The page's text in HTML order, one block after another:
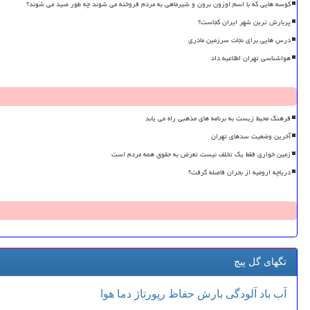
کوسه هایی که با اسم اوزون برون و شیرماهی به مردم فروخته می شوند چه طور صید می شوند؟
پربارش ترین شهر ایران کجاست؟
درس هایی برای نجات سرزمین مادری
هواشناسی تهران اطلاعیه داد
فرهنگ محیط زیست به برنامه های مذهبی راه می یابد
آخرین وضعیت سدهای تهران
زمین خواری فقط یک تخلف نیست تعرض به حقوق همه مردم است
دریاچه ارومیه از بحران فاصله گرفت؟
تگهای گل پیچ
آب باد آلودگی بارش حفاظ رپورتاژ دما هوا